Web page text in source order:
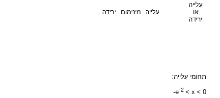
עלייה
או
ירידה
עלייה מינימום ירידה
תחומי עלייה:
-e-2 < x < 0